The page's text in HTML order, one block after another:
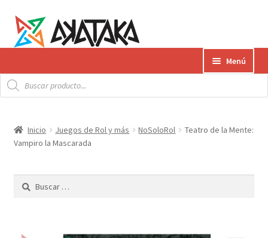
la
navegación
contenido
Menú
Productos
el
hijo
Envíos
Búsqueda
de
productos
Inicio Juegos de Rol y más NoSoloRol
Teatro de la Mente:
Vampiro la Mascarada
Buscar: